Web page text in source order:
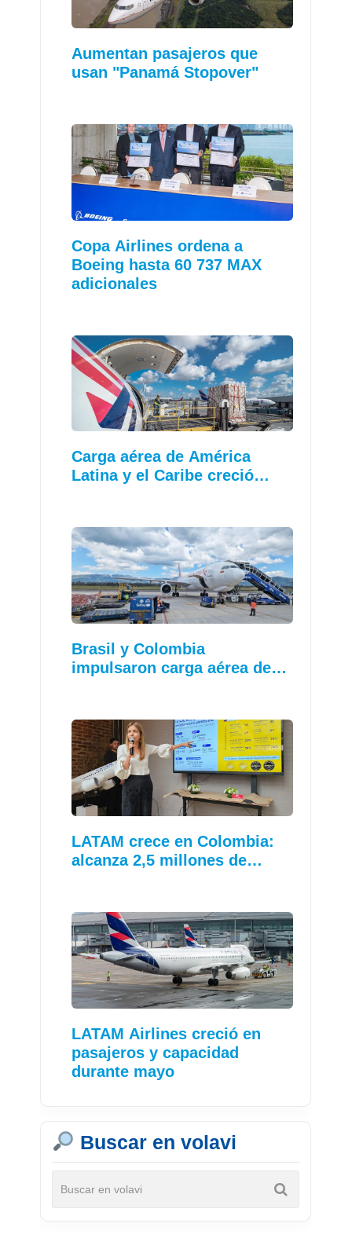
Aumentan pasajeros que
usan "Panamá Stopover"
Copa Airlines ordena a
Boeing hasta 60 737 MAX
adicionales
Carga aérea de América
Latina y el Caribe creció…
Brasil y Colombia
impulsaron carga aérea de…
LATAM crece en Colombia:
alcanza 2,5 millones de…
LATAM Airlines creció en
pasajeros y capacidad
durante mayo
Buscar en volavi